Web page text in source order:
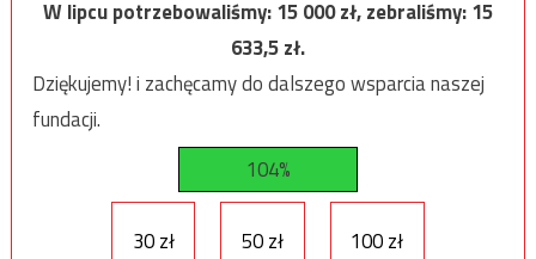
W lipcu potrzebowaliśmy:15 000zł, zebraliśmy:15
633,5zł.
Dziękujemy! i zachęcamy do dalszego wsparcia naszej
fundacji.
104%
30 zł 50 zł 100 zł